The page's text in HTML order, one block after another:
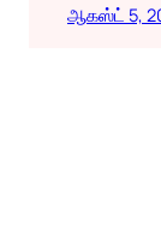
ஆகஸ்ட் 5,